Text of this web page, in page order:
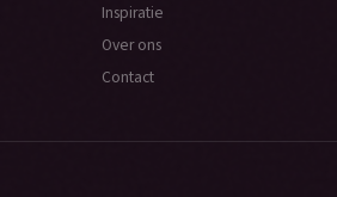
Inspiratie
Over ons
Contact